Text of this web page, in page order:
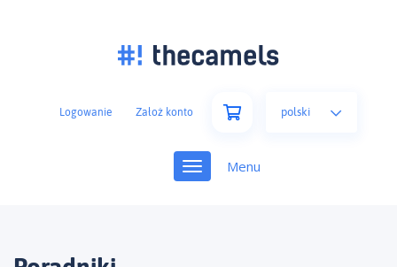
polski
Logowanie Założ konto
Toggle
navigation